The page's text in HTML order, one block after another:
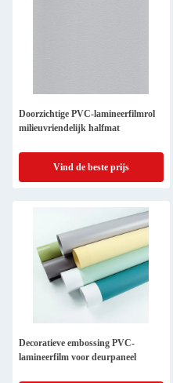
Doorzichtige PVC-lamineerfilmrol
milieuvriendelijk halfmat
Vind de beste prijs
Decoratieve embossing PVC-
lamineerfilm voor deurpaneel